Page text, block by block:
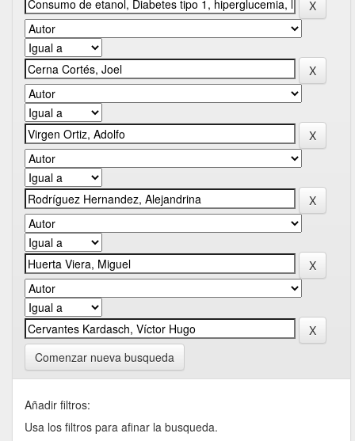
Comenzar nueva busqueda
Añadir filtros:
Usa los filtros para afinar la busqueda.